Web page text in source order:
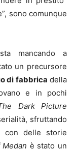
sono comunque
mancando a
un precursore
di fabbrica della
e in pochi
Dark Picture
sfruttando
con delle storie
è stato un